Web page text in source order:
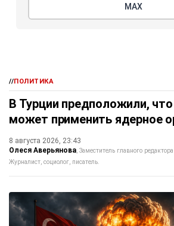
МАХ
//ПОЛИТИКА
В Турции предположили,
может применить ядерное
8 августа 2026, 23:43
Олеся Аверьянова Заместитель главного
Журналист, социолог, писатель.